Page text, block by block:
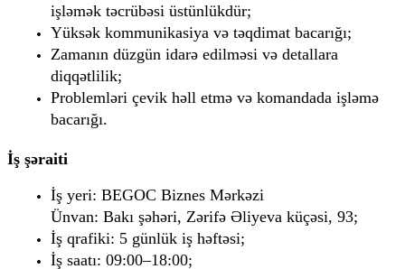
işləmək təcrübəsi üstünlükdür;
Yüksək kommunikasiya və təqdimat bacarığı;
Zamanın düzgün idarə edilməsi və detallara
diqqətlilik;
Problemləri çevik həll etmə və komandada işləmə
bacarığı.
İş şəraiti
İş yeri: BEGOC Biznes Mərkəzi
Ünvan: Bakı şəhəri, Zərifə Əliyeva küçəsi, 93;
İş qrafiki: 5 günlük iş həftəsi;
İş saatı: 09:00–18:00;